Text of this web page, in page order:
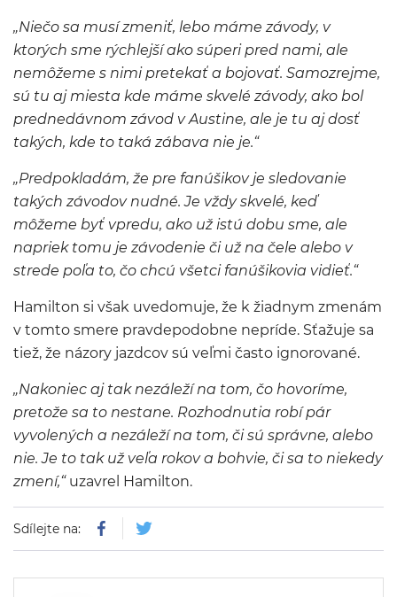
„Niečo sa musí zmeniť, lebo máme závody, v
ktorých sme rýchlejší ako súperi pred nami, ale
nemôžeme s nimi pretekať a bojovať. Samozrejme,
sú tu aj miesta kde máme skvelé závody, ako bol
prednedávnom závod v Austine, ale je tu aj dosť
takých, kde to taká zábava nie je.“
„Predpokladám, že pre fanúšikov je sledovanie
takých závodov nudné. Je vždy skvelé, keď
môžeme byť vpredu, ako už istú dobu sme, ale
napriek tomu je závodenie či už na čele alebo v
strede poľa to, čo chcú všetci fanúšikovia vidieť.“
Hamilton si však uvedomuje, že k žiadnym zmenám
v tomto smere pravdepodobne nepríde. Sťažuje sa
tiež, že názory jazdcov sú veľmi často ignorované.
„Nakoniec aj tak nezáleží na tom, čo hovoríme,
pretože sa to nestane. Rozhodnutia robí pár
vyvolených a nezáleží na tom, či sú správne, alebo
nie. Je to tak už veľa rokov a bohvie, či sa to niekedy
zmení,“uzavrel Hamilton.
Sdílejte na: